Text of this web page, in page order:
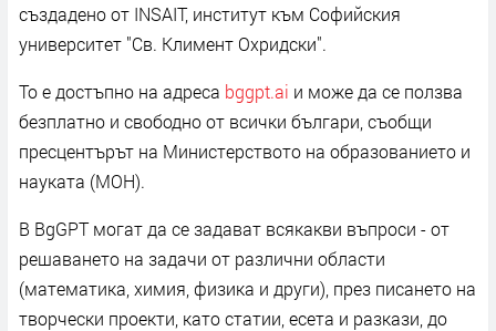
създадено от INSAIT, институт към Софийския
университет "Св. Климент Охридски".
То е достъпно на адреса bggpt.ai и може да се ползва
безплатно и свободно от всички българи, съобщи
пресцентърът на Министерството на образованието и
науката (МОН).
В BgGPT могат да се задават всякакви въпроси - от
решаването на задачи от различни области
(математика, химия, физика и други), през писането на
творчески проекти, като статии, есета и разкази, до